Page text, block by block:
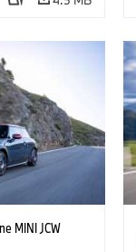
MINI JCW